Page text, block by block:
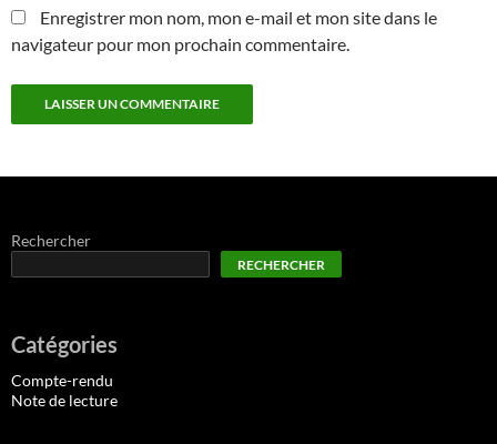
Enregistrer mon nom, mon e-mail et mon site dans le
navigateur pour mon prochain commentaire.
Rechercher
RECHERCHER
Catégories
Compte-rendu
Note de lecture